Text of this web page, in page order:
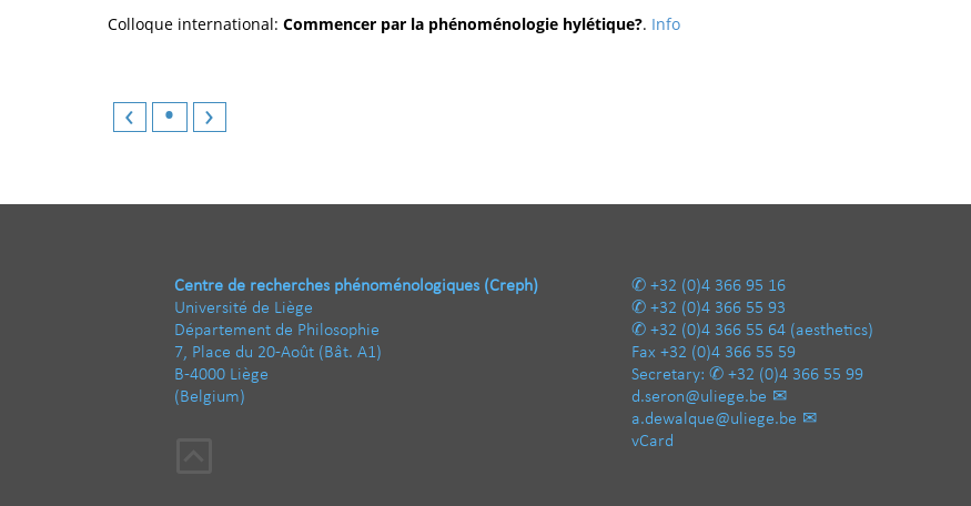
Colloque international: Commencer par la phénoménologie hylétique?. Info
‹ • ›
Centre de recherches phénoménologiques (Creph)
Université de Liège
Département de Philosophie
7, Place du 20-Août (Bât. A1)
B-4000 Liège
(Belgium)
+32 (0)4 366 95 16
+32 (0)4 366 55 93
+32 (0)4 366 55 64 (aesthetics)
Fax +32 (0)4 366 55 59
Secretary:
+32 (0)4 366 55 99
d.seron@uliege.be
a.dewalque@uliege.be
vCard